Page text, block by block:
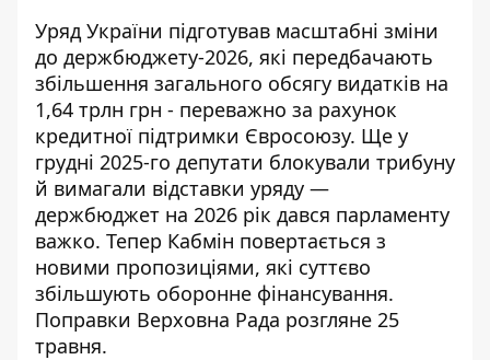
Уряд України підготував масштабні зміни
до держбюджету-2026, які передбачають
збільшення загального обсягу видатків на
1,64 трлн грн - переважно за рахунок
кредитної підтримки Євросоюзу. Ще у
грудні 2025-го депутати блокували трибуну
й вимагали відставки уряду —
держбюджет на 2026 рік дався парламенту
важко. Тепер Кабмін повертається з
новими пропозиціями, які суттєво
збільшують оборонне фінансування.
Поправки Верховна Рада розгляне 25
травня.